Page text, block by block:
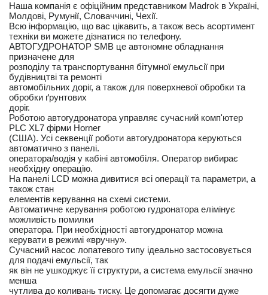
Наша компанія є офіційним представником Madrok в Україні,
Молдові, Румунії, Словаччині, Чехії.
Всю інформацію, що вас цікавить, а також весь асортимент
техніки ви можете дізнатися по телефону.
АВТОГУДРОНАТОР SMВ це автономне обладнання
призначене для
розподілу та транспортування бітумної емульсії при
будівництві та ремонті
автомобільних доріг, а також для поверхневої обробки та
обробки ґрунтових
доріг.
Роботою автогудронатора управляє сучасний комп'ютер
PLC XL7 фірми Horner
(США). Усі секвенції роботи автогудронатора керуються
автоматично з панелі.
оператора/водія у кабіні автомобіля. Оператор вибирає
необхідну операцію.
На панелі LCD можна дивитися всі операції та параметри, а
також стан
елементів керування на схемі системи.
Автоматичне керування роботою гудронатора елімінує
можливість помилки
оператора. При необхідності автогудронатор можна
керувати в режимі «вручну».
Сучасний насос лопатевого типу ідеально застосовується
для подачі емульсії, так
як він не ушкоджує її структури, а система емульсії значно
менша
чутлива до коливань тиску. Це допомагає досягти дуже